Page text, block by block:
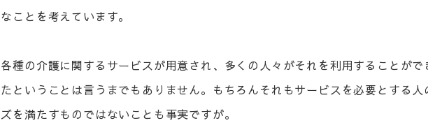
なことを考えています。
各種の介護に関するサービスが用意され、多くの人々がそれを利用することがで
たということは言うまでもありません。もちろんそれもサービスを必要とする人
ズを満たすものではないことも事実ですが。